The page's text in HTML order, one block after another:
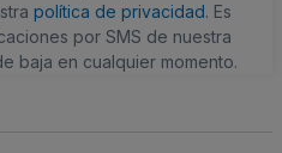
política de privacidad. Es
por SMS de nuestra
baja en cualquier momento.